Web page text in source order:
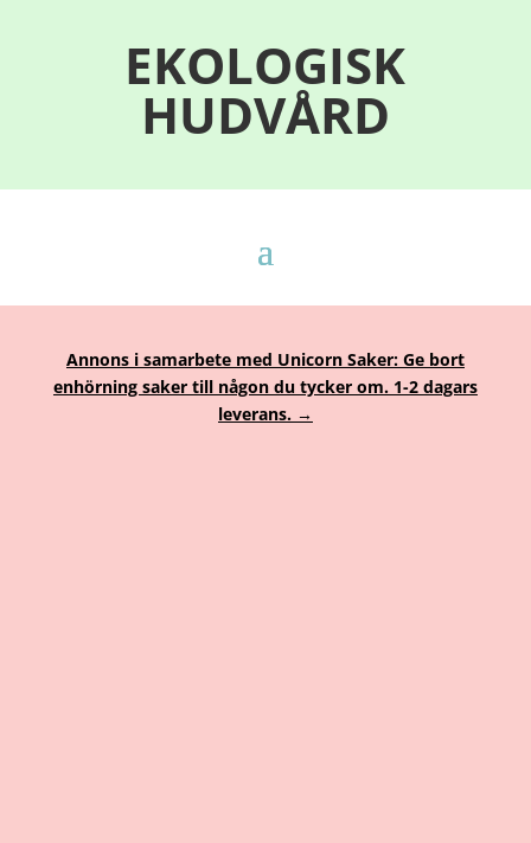
EKOLOGISK
HUDVÅRD
Annons i samarbete med Unicorn Saker: Ge bort
enhörning saker till någon du tycker om. 1-2 dagars
leverans. →